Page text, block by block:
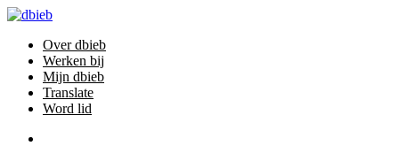
Over dbieb
Werken bij
Mijn dbieb
Translate
Word lid